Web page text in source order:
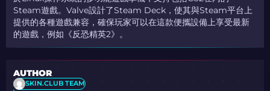
Steam遊戲。Valve設計了Steam Deck，使其與Steam平台上
提供的各種遊戲兼容，確保玩家可以在這款便攜設備上享受最新
的遊戲，例如《反恐精英2》。
AUTHOR
SKIN.CLUB TEAM